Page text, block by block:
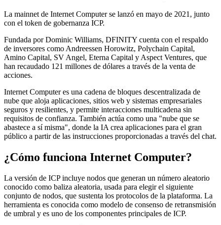
La mainnet de Internet Computer se lanzó en mayo de 2021, junto
con el token de gobernanza ICP.
Fundada por Dominic Williams, DFINITY cuenta con el respaldo
de inversores como Andreessen Horowitz, Polychain Capital,
Amino Capital, SV Angel, Eterna Capital y Aspect Ventures, que
han recaudado 121 millones de dólares a través de la venta de
acciones.
Internet Computer es una cadena de bloques descentralizada de
nube que aloja aplicaciones, sitios web y sistemas empresariales
seguros y resilientes, y permite interacciones multicadena sin
requisitos de confianza. También actúa como una "nube que se
abastece a sí misma", donde la IA crea aplicaciones para el gran
público a partir de las instrucciones proporcionadas a través del chat.
¿Cómo funciona Internet Computer?
La versión de ICP incluye nodos que generan un número aleatorio
conocido como baliza aleatoria, usada para elegir el siguiente
conjunto de nodos, que sustenta los protocolos de la plataforma. La
herramienta es conocida como modelo de consenso de retransmisión
de umbral y es uno de los componentes principales de ICP.